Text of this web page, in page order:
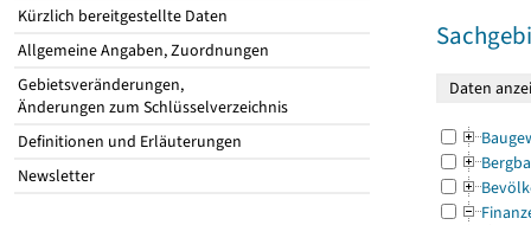
Kürzlich bereitgestellte Daten
Allgemeine Angaben, Zuordnungen
Gebietsveränderungen,
Änderungen zum Schlüsselverzeichnis
Definitionen und Erläuterungen
Newsletter